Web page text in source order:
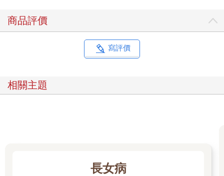
商品評價
寫評價
相關主題
長女病